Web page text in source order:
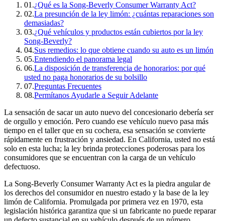
01 .¿Qué es la Song-Beverly Consumer Warranty Act?
02.La presunción de la ley limón: ¿cuántas reparaciones son
demasiadas?
03.¿Qué vehículos y productos están cubiertos por la ley
Song-Beverly?
04.Sus remedios: lo que obtiene cuando su auto es un limón
05.Entendiendo el panorama legal
06.La disposición de transferencia de honorarios: por qué
usted no paga honorarios de su bolsillo
07.Preguntas Frecuentes
08.Permítanos Ayudarle a Seguir Adelante
La sensación de sacar un auto nuevo del concesionario debería ser
de orgullo y emoción. Pero cuando ese vehículo nuevo pasa más
tiempo en el taller que en su cochera, esa sensación se convierte
rápidamente en frustración y ansiedad. En California, usted no está
solo en esta lucha; la ley brinda protecciones poderosas para los
consumidores que se encuentran con la carga de un vehículo
defectuoso.
La Song-Beverly Consumer Warranty Act es la piedra angular de
los derechos del consumidor en nuestro estado y la base de la ley
limón de California. Promulgada por primera vez en 1970, esta
legislación histórica garantiza que si un fabricante no puede reparar